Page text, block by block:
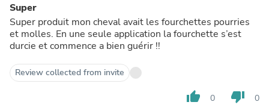
Super
Super produit mon cheval avait les fourchettes pourries
et molles. En une seule application la fourchette s’est
durcie et commence a bien guérir !!
Review collected from invite
thumb_up 0 thumb_down 0